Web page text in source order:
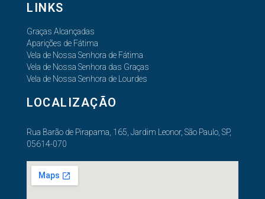
LINKS
Graças Alcançadas
Aparições de Fátima
Vela de Nossa Senhora de Fátima
Vela de Nossa Senhora das Graças
Vela de Nossa Senhora de Lourdes
LOCALIZAÇÃO
Rua Barão de Pirapama, 165, Jardim Leonor, São Paulo, SP,
05614-070